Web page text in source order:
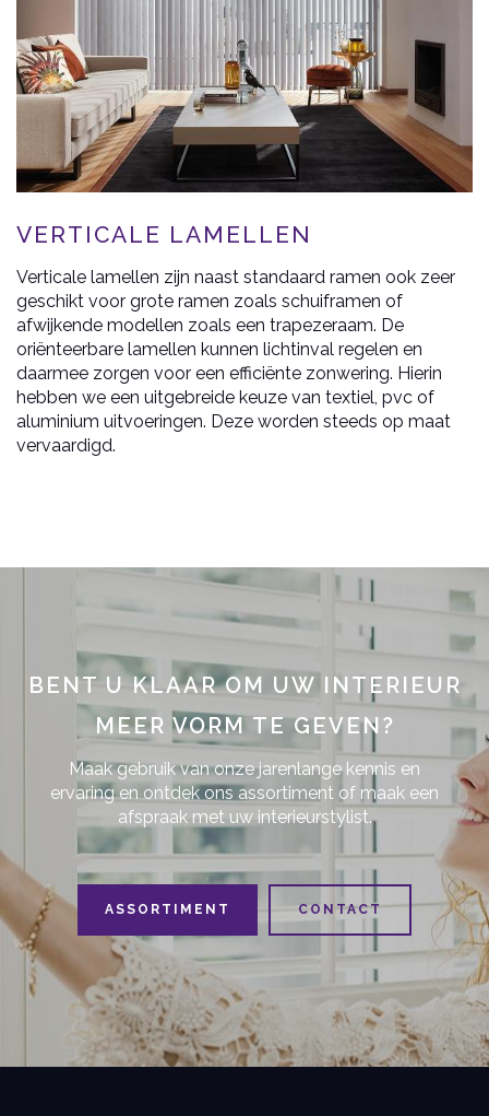
VERTICALE LAMELLEN
Verticale lamellen zijn naast standaard ramen ook zeer
geschikt voor grote ramen zoals schuiframen of
afwijkende modellen zoals een trapezeraam. De
oriënteerbare lamellen kunnen lichtinval regelen en
daarmee zorgen voor een efficiënte zonwering. Hierin
hebben we een uitgebreide keuze van textiel, pvc of
aluminium uitvoeringen. Deze worden steeds op maat
vervaardigd.
BENT U KLAAR OM UW INTERIEUR
MEER VORM TE GEVEN?
Maak gebruik van onze jarenlange kennis en
ervaring en ontdek ons assortiment of maak een
afspraak met uw interieurstylist.
ASSORTIMENT CONTACT